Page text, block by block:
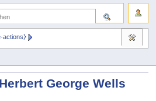
Herbert George Wells
actions⧽